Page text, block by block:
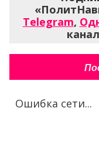
Telegram,
Ошибка сети...